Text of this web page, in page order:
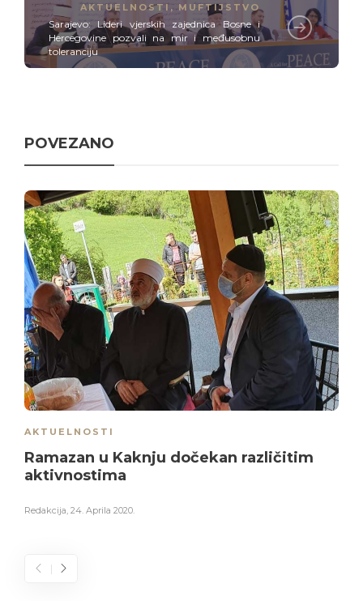
AKTUELNOSTI , MUFTIJSTVO
Sarajevo: Lideri vjerskih zajednica Bosne i
Hercegovine pozvali na mir i međusobnu
toleranciju
POVEZANO
AKTUELNOSTI
Ramazan u Kaknju dočekan različitim
aktivnostima
Redakcija, 24. Aprila 2020.